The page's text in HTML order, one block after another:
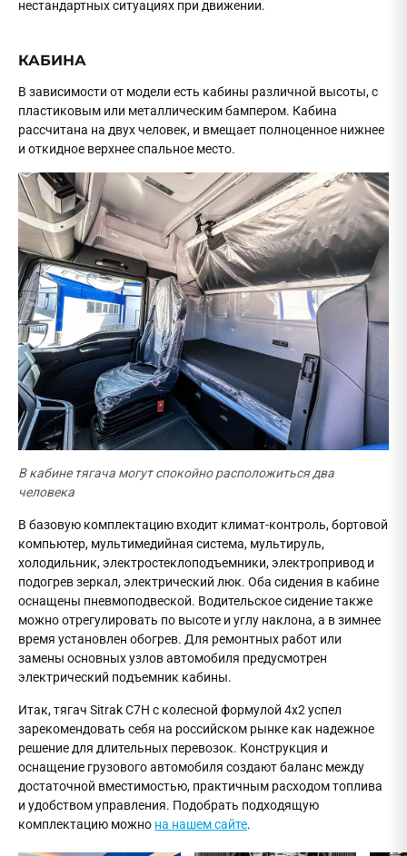
нестандартных ситуациях при движении.
КАБИНА
В зависимости от модели есть кабины различной высоты, с
пластиковым или металлическим бампером. Кабина
рассчитана на двух человек, и вмещает полноценное нижнее
и откидное верхнее спальное место.
В кабине тягача могут спокойно расположиться два
человека
В базовую комплектацию входит климат-контроль, бортовой
компьютер, мультимедийная система, мультируль,
холодильник, электростеклоподъемники, электропривод и
подогрев зеркал, электрический люк. Оба сидения в кабине
оснащены пневмоподвеской. Водительское сидение также
можно отрегулировать по высоте и углу наклона, а в зимнее
время установлен обогрев. Для ремонтных работ или
замены основных узлов автомобиля предусмотрен
электрический подъемник кабины.
Итак, тягач Sitrak C7H с колесной формулой 4x2 успел
зарекомендовать себя на российском рынке как надежное
решение для длительных перевозок. Конструкция и
оснащение грузового автомобиля создают баланс между
достаточной вместимостью, практичным расходом топлива
и удобством управления. Подобрать подходящую
комплектацию можно на нашем сайте.